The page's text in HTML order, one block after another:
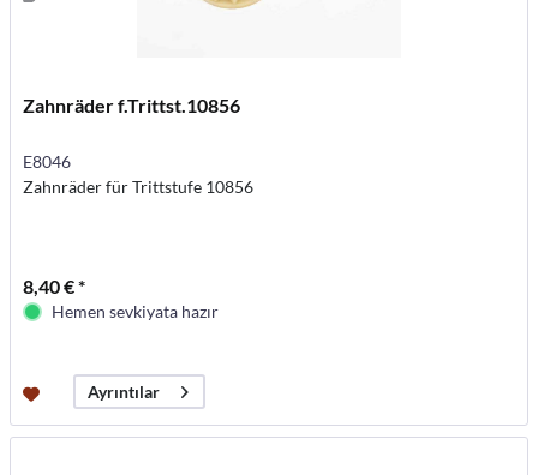
Zahnräder f.Trittst.10856
E8046
Zahnräder für Trittstufe 10856
8,40 € *
Hemen sevkiyata hazır
Ayrıntılar